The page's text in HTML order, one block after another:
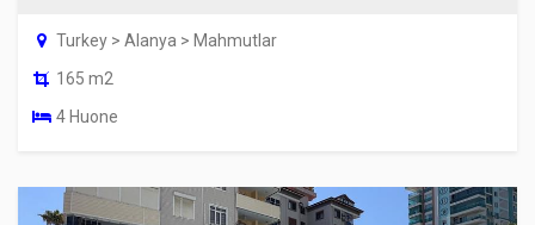
Turkey > Alanya > Mahmutlar
165 m2
4 Huone